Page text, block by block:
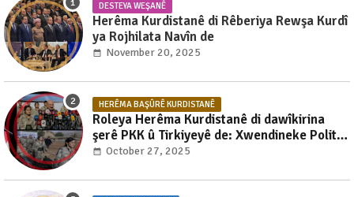
DESTEYA WEŞANÊ
Herêma Kurdistanê di Rêberiya Rewşa Kurdî
ya Rojhilata Navîn de
November 20, 2025
HERÊMA BAŞÛRÊ KURDISTANÊ
Roleya Herêma Kurdistanê di dawîkirina
şerê PKK û Tirkiyeyê de: Xwendineke Politikî
– Leşkerî – Aborî ya Hişyar û Dereng
October 27, 2025